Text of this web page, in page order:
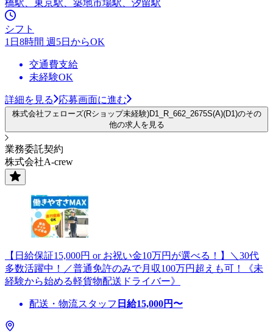
橋駅、東京駅、築地市場駅、汐留駅
シフト
1日8時間 週5日からOK
交通費支給
未経験OK
詳細を見る 応募画面に進む
株式会社フェローズ(Rショップ未経験)D1_R_662_2675S(A)(D1)のその
他の求人を見る
業務委託契約
株式会社A-crew
【日給保証15,000円 or お祝い金10万円が選べる！】＼30代
多数活躍中！／普通免許のみで月収100万円超えも可！《未
経験から始める軽貨物配送ドライバー》
配送・物流スタッフ 日給15,000円〜